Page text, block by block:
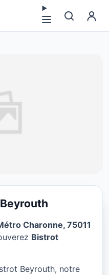
à Paris
Charonne, 75011
Bistrot
Beyrouth, notre